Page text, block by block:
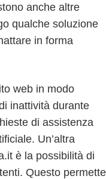
anche altre
qualche soluzione
in forma
web in modo
inattività durante
di assistenza
Un’altra
è la possibilità di
Questo permette